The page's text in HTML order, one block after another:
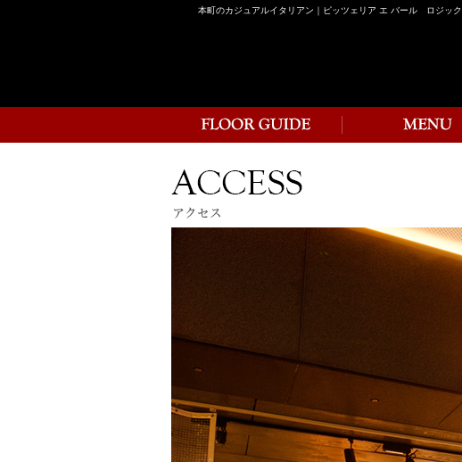
本町のカジュアルイタリアン｜ピッツェリア エ バール ロジック